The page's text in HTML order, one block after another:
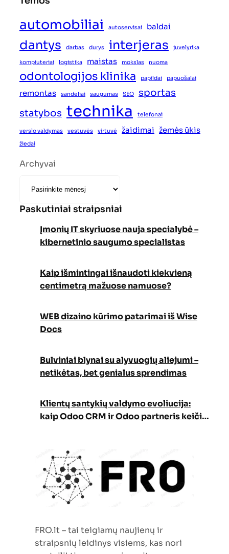
automobiliai autoservisai baldai
dantys darbas durys interjeras juvelyrika
kompiuteriai logistika maistas mokslas nuoma
odontologijos klinika papildai papuošalai
remontas sandėliai saugumas SEO
sportas
statybos technika telefonai
verslo valdymas vestuvės virtuvė žaidimai žemės ūkis
žiedai
Archyvai
Paskutiniai straipsniai
Įmonių IT skyriuose nauja specialybė –
kibernetinio saugumo specialistas
Kaip išmintingai išnaudoti kiekvieną
centimetrą mažuose namuose?
WEB dizaino kūrimo patarimai iš Wise
Docs
Bulviniai blynai su alyvuogių aliejumi –
netikėtas, bet genialus sprendimas
Klientų santykių valdymo evoliucija:
kaip Odoo CRM ir Odoo partneris keičia
FRO.lt – tai teigiamų naujienų ir
straipsnių leidinys visiems, kas nori